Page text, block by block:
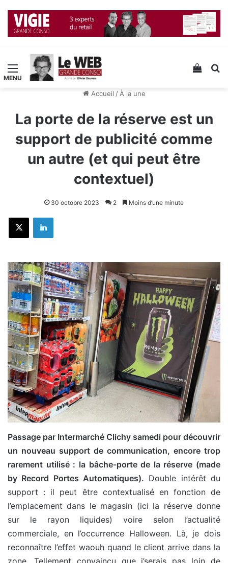
Menu Voir
Accueil / À la une
La porte de la réserve est un
support de publicité comme
un autre (et qui peut être
contextuel)
30 octobre 2023 2 Moins d’une minute
X Linkedin
Passage par Intermarché Clichy samedi pour découvrir
un nouveau support de communication, encore trop
rarement utilisé : la bâche-porte de la réserve (made
by Record Portes Automatiques). Double intérêt du
support : il peut être contextualisé en fonction de
l’emplacement dans le magasin (ici la réserve donne
sur le rayon liquides) voire selon l’actualité
commerciale, en l’occurrence Halloween. Là, je dois
reconnaître l’effet waouh quand le client arrive dans la
zone. Tellement convaincu que j’serais pas loin de